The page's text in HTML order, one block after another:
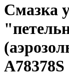
Смазка
A78378S